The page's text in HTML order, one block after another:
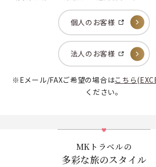
個人のお客様
法人のお客様
※Eメール/FAXご希望の場合はこちら
ください。
MKトラベルの
多彩な旅のスタイル